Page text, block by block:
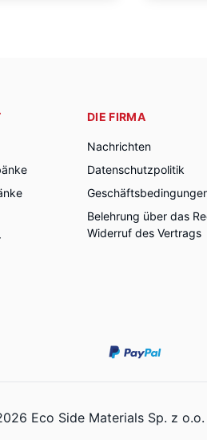
DIE FIRMA
Nachrichten
Datenschutzpolitik
Belehrung über das
Widerruf des Vertrags
Eco Side Materials Sp. z